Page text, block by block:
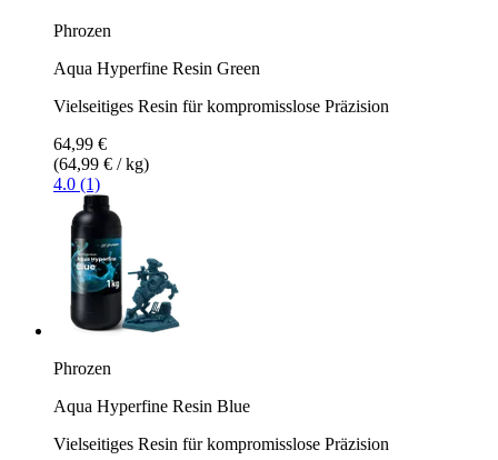
Phrozen
Aqua Hyperfine Resin Green
Vielseitiges Resin für kompromisslose Präzision
64,99 €
(64,99 € / kg)
4.0 (1)
Phrozen
Aqua Hyperfine Resin Blue
Vielseitiges Resin für kompromisslose Präzision